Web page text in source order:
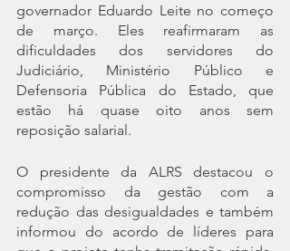
governador Eduardo Leite no começo
de março. Eles reafirmaram as
dificuldades dos servidores do
Judiciário, Ministério Público e
Defensoria Pública do Estado, que
estão há quase oito anos sem
reposição salarial.
O presidente da ALRS destacou o
compromisso da gestão com a
redução das desigualdades e também
informou do acordo de líderes para